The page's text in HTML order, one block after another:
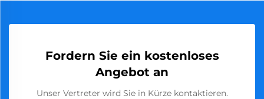
Fordern Sie ein kostenloses
Angebot an
Unser Vertreter wird Sie in Kürze kontaktieren.